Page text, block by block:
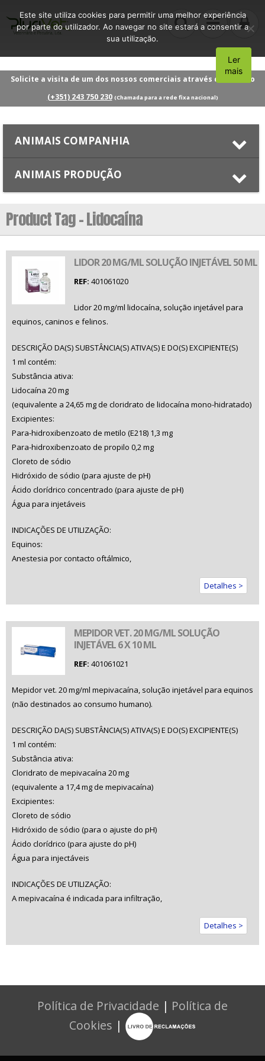
Solicite a visita de um dos nossos comerciais através do número
(+351) 243 750 230 (Chamada para a rede fixa nacional)
ANIMAIS COMPANHIA
ANIMAIS PRODUÇÃO
Product Tag - Lidocaína
LIDOR 20 MG/ML SOLUÇÃO INJETÁVEL 50 ML
REF: 401061020
Lidor 20 mg/ml lidocaína, solução injetável para
equinos, caninos e felinos.
DESCRIÇÃO DA(S) SUBSTÂNCIA(S) ATIVA(S) E DO(S) EXCIPIENTE(S)
1 ml contém:
Substância ativa:
Lidocaína 20 mg
(equivalente a 24,65 mg de cloridrato de lidocaína mono-hidratado)
Excipientes:
Para-hidroxibenzoato de metilo (E218) 1,3 mg
Para-hidroxibenzoato de propilo 0,2 mg
Cloreto de sódio
Hidróxido de sódio (para ajuste de pH)
Ácido clorídrico concentrado (para ajuste de pH)
Água para injetáveis
INDICAÇÕES DE UTILIZAÇÃO:
Equinos:
Anestesia por contacto oftálmico,
Detalhes >
MEPIDOR VET. 20 MG/ML SOLUÇÃO
INJETÁVEL 6 X 10 ML
REF: 401061021
Mepidor vet. 20 mg/ml mepivacaína, solução injetável para equinos
(não destinados ao consumo humano).
DESCRIÇÃO DA(S) SUBSTÂNCIA(S) ATIVA(S) E DO(S) EXCIPIENTE(S)
1 ml contém:
Substância ativa:
Cloridrato de mepivacaína 20 mg
(equivalente a 17,4 mg de mepivacaína)
Excipientes:
Cloreto de sódio
Hidróxido de sódio (para o ajuste do pH)
Ácido clorídrico (para ajuste do pH)
Água para injectáveis
INDICAÇÕES DE UTILIZAÇÃO:
A mepivacaína é indicada para infiltração,
Detalhes >
Política de Privacidade | Política de
Cookies |
Este site utiliza cookies para permitir uma melhor experiência
por parte do utilizador. Ao navegar no site estará a consentir a
sua utilização.
Aceito
Ler
mais